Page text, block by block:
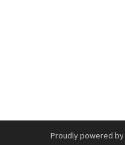
Proudly powered by